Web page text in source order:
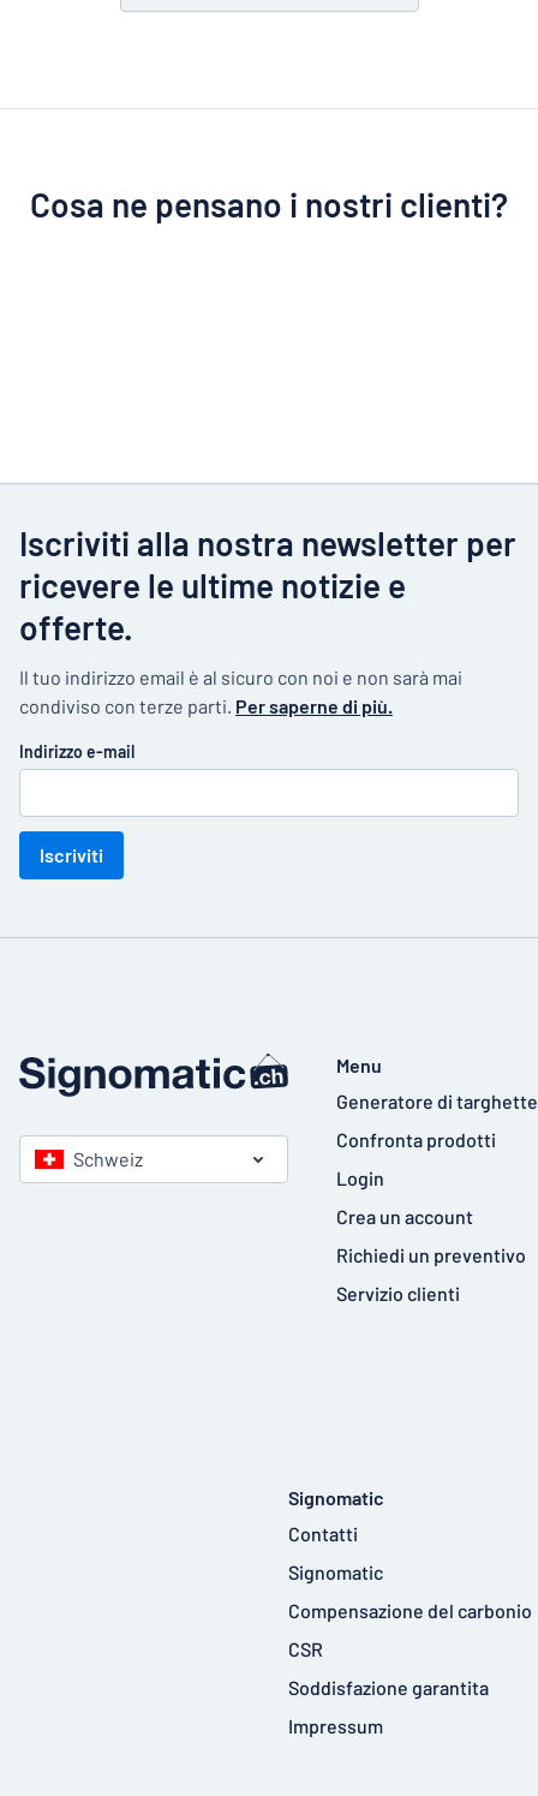
Cosa ne pensano i nostri clienti?
Iscriviti alla nostra newsletter per
ricevere le ultime notizie e
offerte.
Il tuo indirizzo email è al sicuro con noi e non sarà mai
condiviso con terze parti. Per saperne di più.
Indirizzo e-mail
Iscriviti
Schweiz
Menu
Generatore di targhette
Confronta prodotti
Login
Crea un account
Richiedi un preventivo
Servizio clienti
Signomatic
Contatti
Signomatic
Compensazione del carbonio
CSR
Soddisfazione garantita
Impressum